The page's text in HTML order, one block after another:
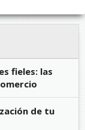
fieles: las
de tu